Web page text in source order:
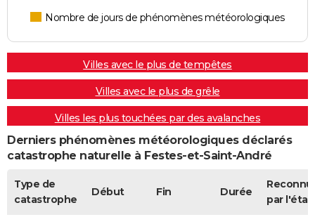
Nombre de jours de phénomènes météorologiques
Villes avec le plus de tempêtes
Villes avec le plus de grêle
Villes les plus touchées par des avalanches
Derniers phénomènes météorologiques déclarés
catastrophe naturelle à Festes-et-Saint-André
Type de
catastrophe
Début Fin Durée
par l'état